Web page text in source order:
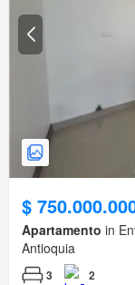
$
Apartamento in
Antioquia
3 2